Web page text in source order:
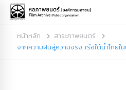
หน้าหลัก
สาระภาพยนตร์
จากความฝันสู่ความจริง: เรือใต้น้ำไทย